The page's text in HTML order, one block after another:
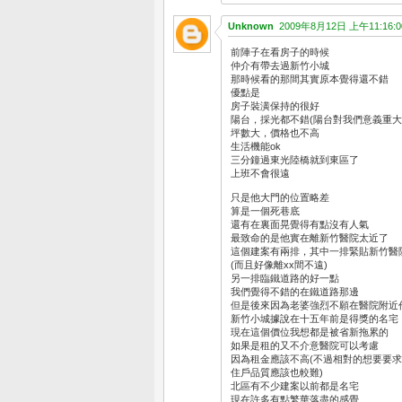
Unknown 2009年8月12日 上午
前陣子在看房子的時候
仲介有帶去過新竹小城
那時候看的那間其實原本覺得還不錯
優點是
房子裝潢保持的很好
陽台，採光都不錯(陽台對我們意義重
坪數大，價格也不高
生活機能ok
三分鐘過東光陸橋就到東區了
上班不會很遠
只是他大門的位置略差
算是一個死巷底
還有在裏面晃覺得有點沒有人氣
最致命的是他實在離新竹醫院太近了
這個建案有兩排，其中一排緊貼新竹醫
(而且好像離xx間不遠)
另一排臨鐵道路的好一點
我們覺得不錯的在鐵道路那邊
但是後來因為老婆強烈不願在醫院附近
新竹小城據說在十五年前是得獎的名宅
現在這個價位我想都是被省新拖累的
如果是租的又不介意醫院可以考慮
因為租金應該不高(不過相對的想要要求
住戶品質應該也較難)
北區有不少建案以前都是名宅
現在許多有點繁華落盡的感覺